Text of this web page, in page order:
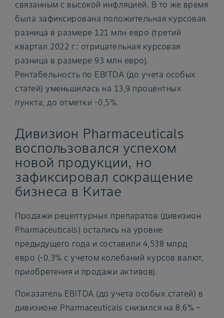
связанным с высокой инфляцией. В то же время
была зафиксирована положительная курсовая
разница в размере 121 млн евро (третий
квартал 2022 г.: отрицательная курсовая
разница в размере 93 млн евро).
Рентабельность по EBITDA (до учета особых
статей) уменьшилась на 13,9 процентных
пункта, до отметки -0,5%.
Дивизион Pharmaceuticals
воспользовался успехом
новой продукции, но
зафиксировал сокращение
бизнеса в Китае
Продажи рецептурных препаратов (дивизион
Pharmaceuticals) остались на уровне
предыдущего года и составили 4,538 млрд
евро (-0,3% с учетом колебаний курсов валют,
приобретения и продажи активов).
Показатель EBITDA (до учета особых статей) в
дивизионе Pharmaceuticals снизился на 8,6% –